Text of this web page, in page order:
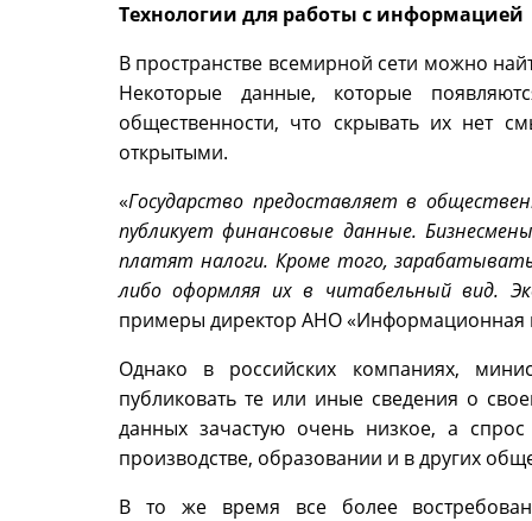
Технологии для работы с информацией
В пространстве всемирной сети можно
Некоторые данные, которые
общественности, что скрывать их нет
открытыми.
«Государство предоставляет в
публикует финансовые данные.
платят налоги. Кроме того,
либо оформляя их в читабельный вид.
примеры директор АНО «Информационная
Однако в российских компаниях,
публиковать те или иные сведения о
данных зачастую очень низкое, а
производстве, образовании и в других
В то же время все более